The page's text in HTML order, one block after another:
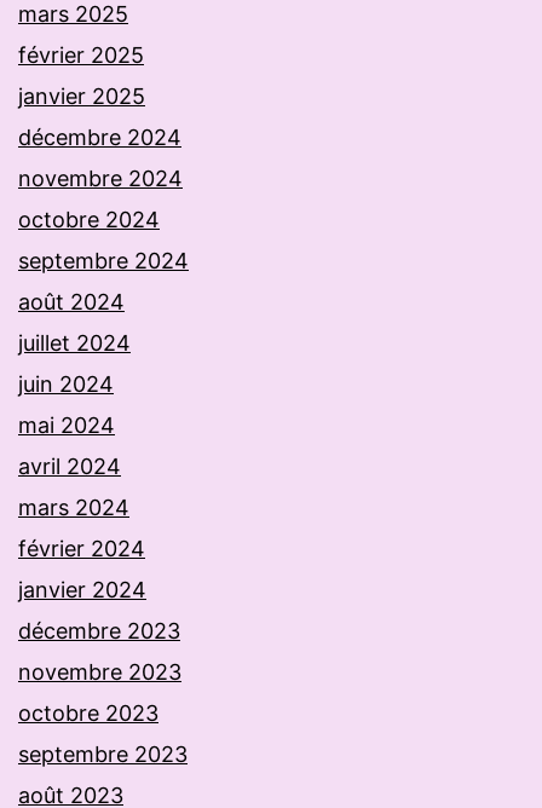
mars 2025
février 2025
janvier 2025
décembre 2024
novembre 2024
octobre 2024
septembre 2024
août 2024
juillet 2024
juin 2024
mai 2024
avril 2024
mars 2024
février 2024
janvier 2024
décembre 2023
novembre 2023
octobre 2023
septembre 2023
août 2023